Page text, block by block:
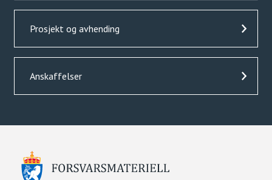
Prosjekt og avhending
Anskaffelser